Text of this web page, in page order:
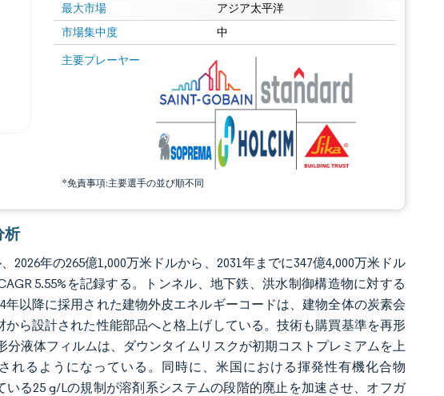
最大市場 アジア太平洋
市場集中度 中
主要プレーヤー
*免責事項:主要選手の並び順不同
画像 © Mordor Intelligence。再利用にはCC BY 4.0の表示が必要です。
析
2026年の265億1,000万米ドルから、2031年までに347億4,000万米ドル
5.55%を記録する。トンネル、地下鉄、洪水制御構造物に対する
以降に採用された建物外皮エネルギーコードは、建物全体の炭素会
ら設計された性能部品へと格上げしている。技術も購買基準を再形
液体フィルムは、ダウンタイムリスクが初期コストプレミアムを上
れるようになっている。同時に、米国における揮発性有機化合物
いる25 g/Lの規制が溶剤系システムの段階的廃止を加速させ、オフガ